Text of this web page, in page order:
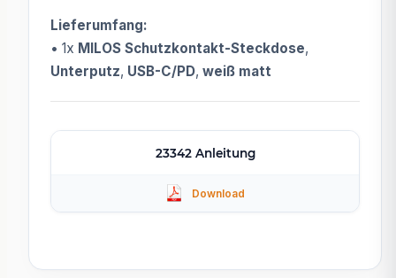
Lieferumfang:
• 1x MILOS Schutzkontakt-Steckdose,
Unterputz, USB-C/PD, weiß matt
23342 Anleitung